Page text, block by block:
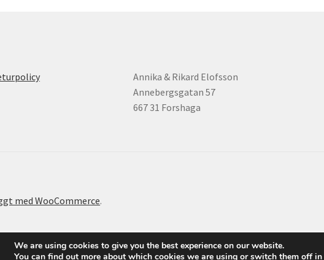
Annika & Rikard Elofsson
Annebergsgatan 57
667 31 Forshaga
med WooCommerce.
We are using cookies to give you the best experience on our website.
You can find out more about which cookies we are using or switch them off in